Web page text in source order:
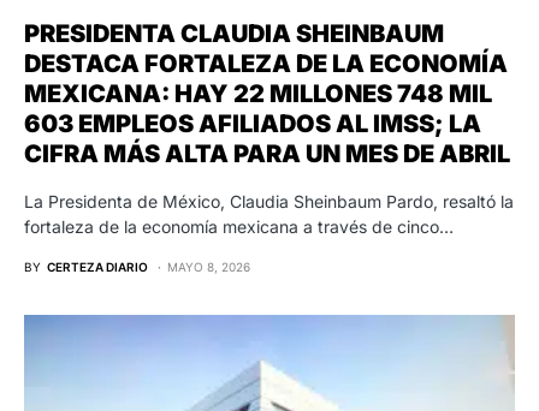
PRESIDENTA CLAUDIA SHEINBAUM
DESTACA FORTALEZA DE LA ECONOMÍA
MEXICANA: HAY 22 MILLONES 748 MIL
603 EMPLEOS AFILIADOS AL IMSS; LA
CIFRA MÁS ALTA PARA UN MES DE ABRIL
La Presidenta de México, Claudia Sheinbaum Pardo, resaltó la
fortaleza de la economía mexicana a través de cinco…
BY CERTEZA DIARIO MAYO 8, 2026